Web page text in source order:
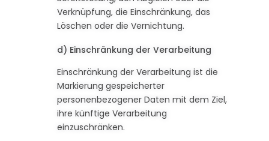
Verknüpfung, die Einschränkung, das
Löschen oder die Vernichtung.
d) Einschränkung der Verarbeitung
Einschränkung der Verarbeitung ist die
Markierung gespeicherter
personenbezogener Daten mit dem Ziel,
ihre künftige Verarbeitung
einzuschränken.